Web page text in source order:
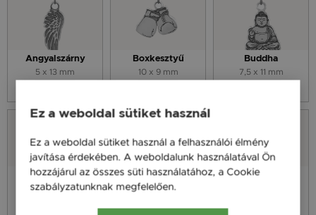
Angyalszárny
5 x 13 mm
Boxkesztyű
10 x 9 mm
Buddha
7,5 x 11 mm
Elefánt
9 x 10,3 mm
Életfa
8 x 9,7 mm
Focilabda
Ez a weboldal sütiket használ
Ez a weboldal sütiket használ a felhasználói élmény
javítása érdekében. A weboldalunk használatával Ön
hozzájárul az összes süti használatához, a Cookie
szabályzatunknak megfelelően.